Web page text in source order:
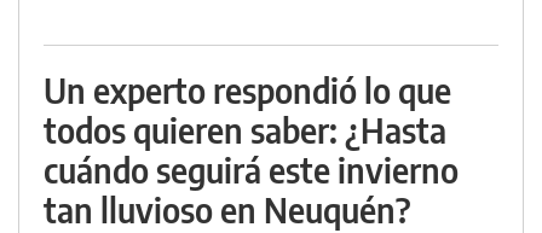
Un experto respondió lo que
todos quieren saber: ¿Hasta
cuándo seguirá este invierno
tan lluvioso en Neuquén?